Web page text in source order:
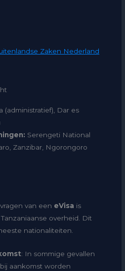
Zaken Nederland
(administratief), Dar es
: Serengeti National
Zanzibar, Ngorongoro
van een eVisa is
Tanzaniaanse overheid. Dit
nationaliteiten.
: In sommige gevallen
aankomst worden